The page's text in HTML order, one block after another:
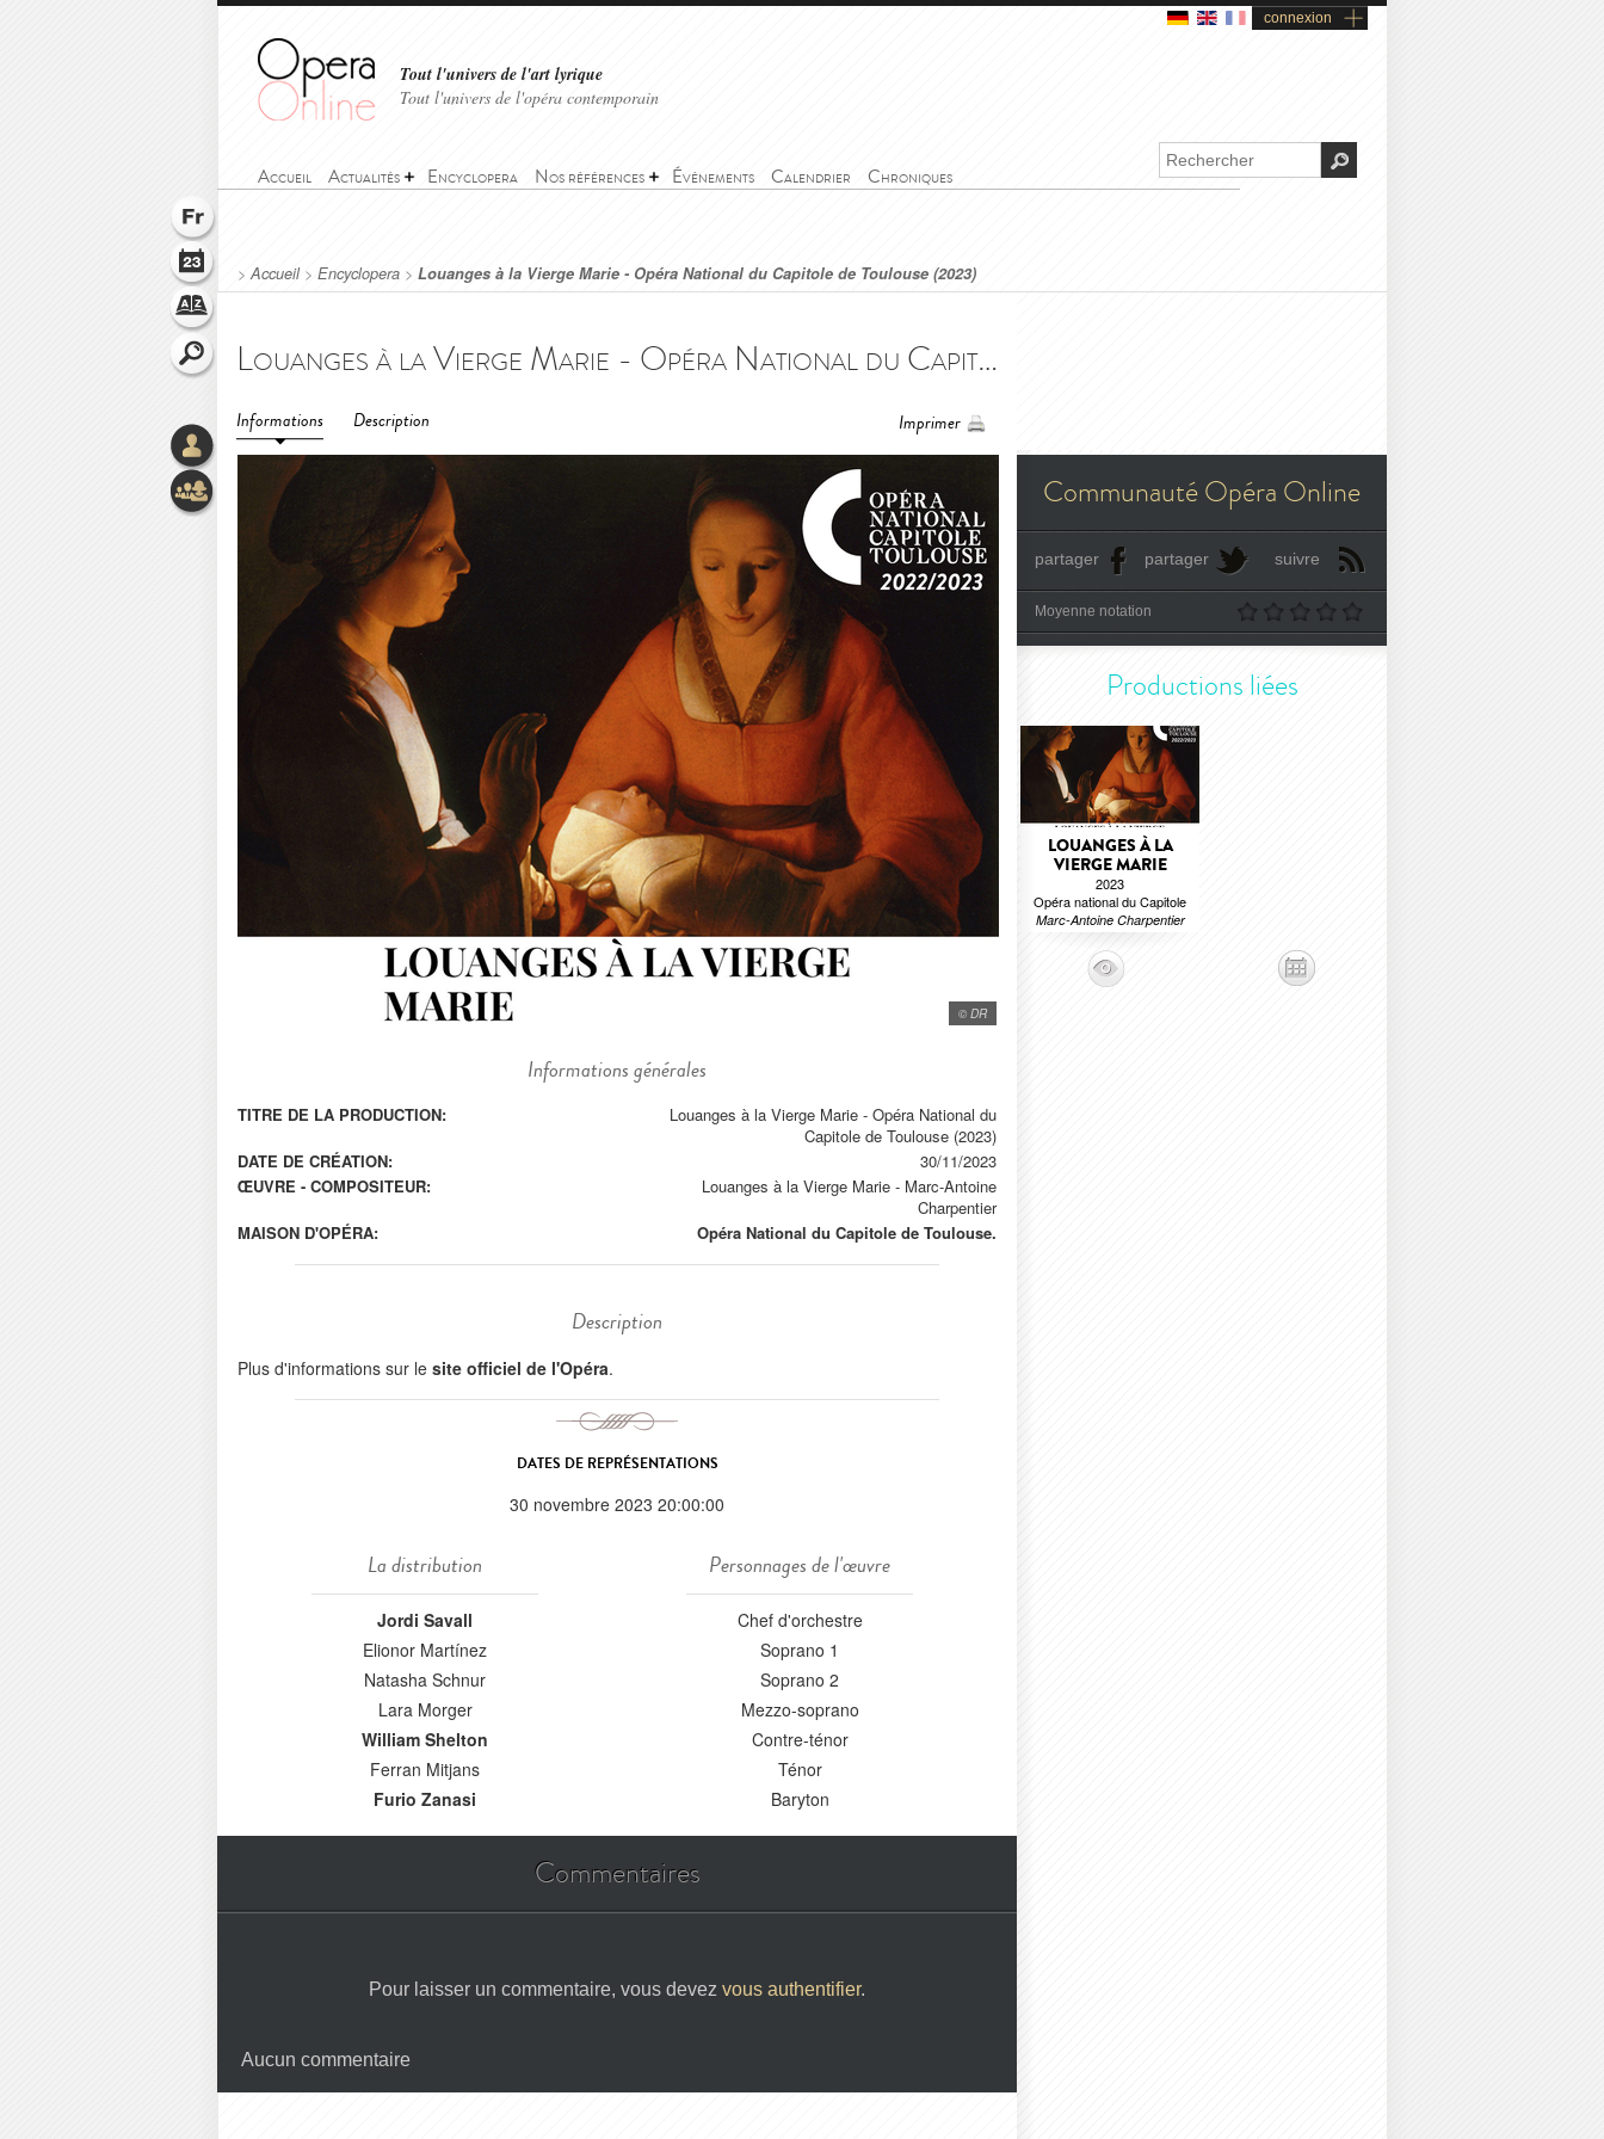
connexion
Tout l'univers de l'art lyrique
Tout l'univers de l'opéra contemporain
Accueil Actualités Encyclopera Nos références Événements Calendrier Chroniques
>Accueil> Encyclopera > Louanges à la Vierge Marie - Opéra National du Capitole de Toulouse (2023)
Louanges à la Vierge Marie - Opéra National du Capitole de Toulouse (2023) - Louanges à la Vierge Marie - Opéra National du Capitole de Toulouse (2023)
Informations Description Imprimer
© DR
Informations générales
TITRE DE LA PRODUCTION:
Louanges à la Vierge Marie - Opéra National du
Capitole de Toulouse (2023)
DATE DE CRÉATION:
30/11/2023
ŒUVRE - COMPOSITEUR:
Louanges à la Vierge Marie - Marc-Antoine
Charpentier
MAISON D'OPÉRA:
Opéra National du Capitole de Toulouse.
Description
Plus d'informations sur le site officiel de l'Opéra.
DATES DE REPRÉSENTATIONS
30 novembre 2023 20:00:00
La distribution
Jordi Savall
Elionor Martínez
Natasha Schnur
Lara Morger
William Shelton
Ferran Mitjans
Furio Zanasi
Personnages de l'œuvre
Chef d'orchestre
Soprano 1
Soprano 2
Mezzo-soprano
Contre-ténor
Ténor
Baryton
Commentaires
Pour laisser un commentaire, vous devez vous authentifier.
Aucun commentaire
Communauté Opéra Online
partager partager suivre
Moyenne notation
Productions liées
LOUANGES À LA
VIERGE MARIE
2023
Opéra national du Capitole
Marc-Antoine Charpentier